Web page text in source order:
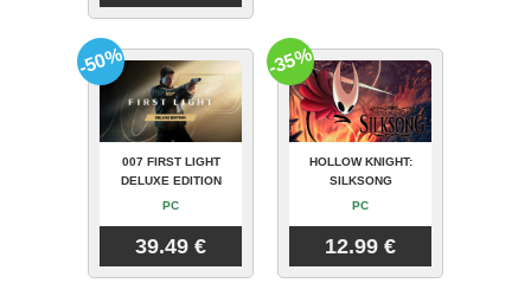
007 FIRST LIGHT
DELUXE EDITION
PC
39.49 €
-50%
HOLLOW KNIGHT:
SILKSONG
PC
12.99 €
-35%